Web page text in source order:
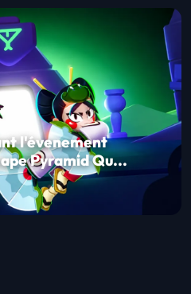
l'évenement
Pyramid Qu...